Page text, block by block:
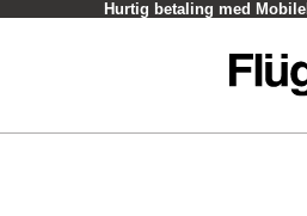
Hurtig betaling med